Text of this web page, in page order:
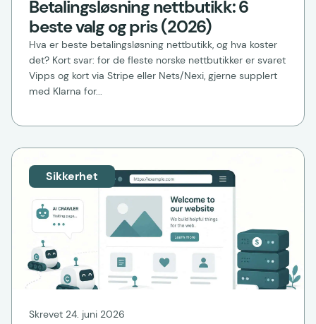
Betalingsløsning nettbutikk: 6
beste valg og pris (2026)
Hva er beste betalingsløsning nettbutikk, og hva koster
det? Kort svar: for de fleste norske nettbutikker er svaret
Vipps og kort via Stripe eller Nets/Nexi, gjerne supplert
med Klarna for...
Sikkerhet
Skrevet 24. juni 2026